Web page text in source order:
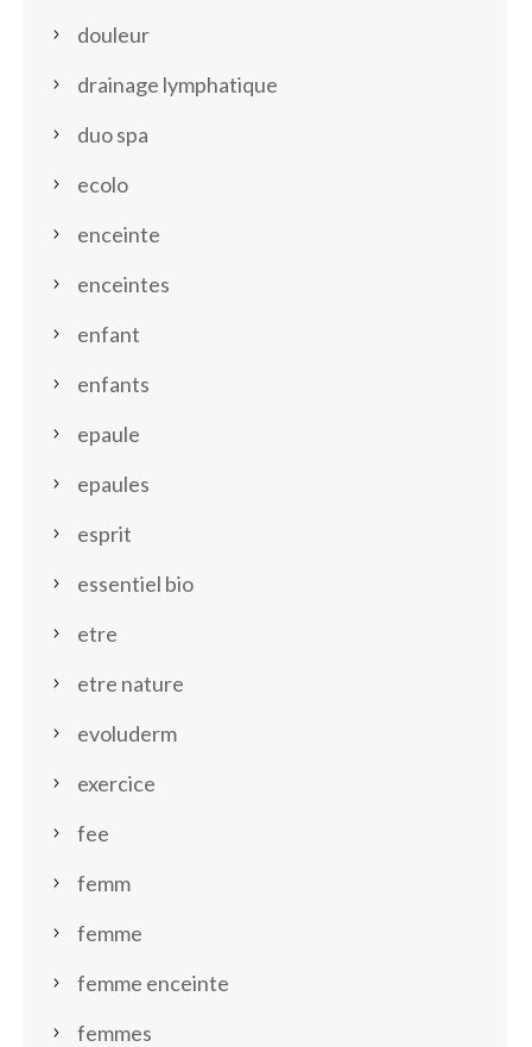
douleur
drainage lymphatique
duo spa
ecolo
enceinte
enceintes
enfant
enfants
epaule
epaules
esprit
essentiel bio
etre
etre nature
evoluderm
exercice
fee
femm
femme
femme enceinte
femmes